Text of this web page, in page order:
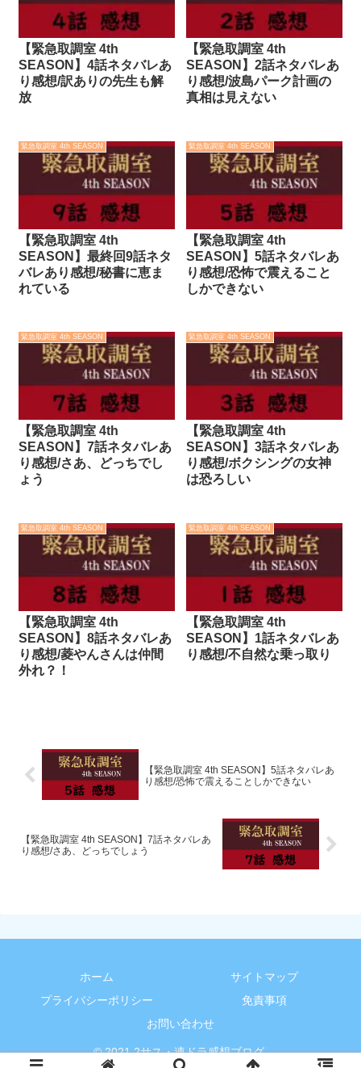
【緊急取調室 4th
SEASON】4話ネタバレあ
り感想/訳ありの先生も解
放
【緊急取調室 4th
SEASON】2話ネタバレあ
り感想/波島パーク計画の
真相は見えない
緊急取調室 4th SEASON
【緊急取調室 4th
SEASON】最終回9話ネタ
バレあり感想/秘書に恵ま
れている
緊急取調室 4th SEASON
【緊急取調室 4th
SEASON】5話ネタバレあ
り感想/恐怖で震えること
しかできない
緊急取調室 4th SEASON
【緊急取調室 4th
SEASON】7話ネタバレあ
り感想/さあ、どっちでし
ょう
緊急取調室 4th SEASON
【緊急取調室 4th
SEASON】3話ネタバレあ
り感想/ボクシングの女神
は恐ろしい
緊急取調室 4th SEASON
【緊急取調室 4th
SEASON】8話ネタバレあ
り感想/菱やんさんは仲間
外れ？！
緊急取調室 4th SEASON
【緊急取調室 4th
SEASON】1話ネタバレあ
り感想/不自然な乗っ取り
【緊急取調室 4th SEASON】5話ネタバレあ
り感想/恐怖で震えることしかできない
【緊急取調室 4th SEASON】7話ネタバレあ
り感想/さあ、どっちでしょう
ホーム
サイトマップ
プライバシーポリシー
免責事項
お問い合わせ
© 2021 2サス・連ドラ感想ブログ.